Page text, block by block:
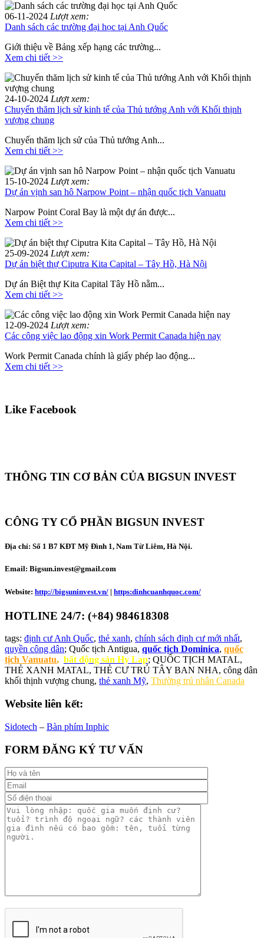
06-11-2024 Lượt xem:
Danh sách các trường đại học tại Anh Quốc
Giới thiệu về Bảng xếp hạng các trường...
Xem chi tiết >>
24-10-2024 Lượt xem:
Chuyến thăm lịch sử kinh tế của Thủ tướng Anh với Khối thịnh
vượng chung
Chuyến thăm lịch sử của Thủ tướng Anh...
Xem chi tiết >>
15-10-2024 Lượt xem:
Dự án vịnh san hô Narpow Point – nhận quốc tịch Vanuatu
Narpow Point Coral Bay là một dự án được...
Xem chi tiết >>
25-09-2024 Lượt xem:
Dự án biệt thự Ciputra Kita Capital – Tây Hồ, Hà Nội
Dự án Biệt thự Kita Capital Tây Hồ nằm...
Xem chi tiết >>
12-09-2024 Lượt xem:
Các công việc lao động xin Work Permit Canada hiện nay
Work Permit Canada chính là giấy phép lao động...
Xem chi tiết >>
Like Facebook
THÔNG TIN CƠ BẢN CỦA BIGSUN INVEST
CÔNG TY CỔ PHẦN BIGSUN INVEST
Địa chỉ: Số 1 B7 KĐT Mỹ Đình 1, Nam Từ Liêm, Hà Nội.
Email: Bigsun.invest@gmail.com
Website: http://bigsuninvest.vn/ | https:dinhcuanhquoc.com/
HOTLINE 24/7: (+84) 984618308
tags: định cư Anh Quốc, thẻ xanh, chính sách định cư mới nhất,
quyền công dân; Quốc tịch Antigua, quốc tịch Dominica, quốc
tịch Vanuatu, bất động sản Hy Lap; QUỐC TỊCH MATAL,
THẺ XANH MATAL, THẺ CƯ TRÚ TÂY BAN NHA, công dân
khối thịnh vượng chung, thẻ xanh Mỹ, Thường trú nhân Canada
Website liên kết:
Sidotech – Bàn phím Inphic
FORM ĐĂNG KÝ TƯ VẤN